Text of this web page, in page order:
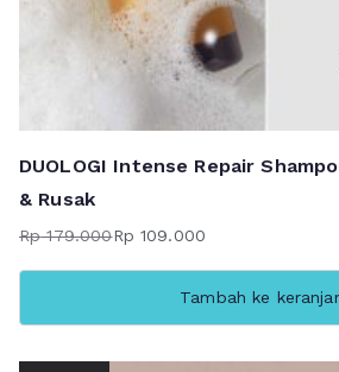
DUOLOGI Intense Repair
& Rusak
Rp179.000
Harga
aslinya
Rp 109.000
Harga
saat
Rp 109.000.
Tambah ke